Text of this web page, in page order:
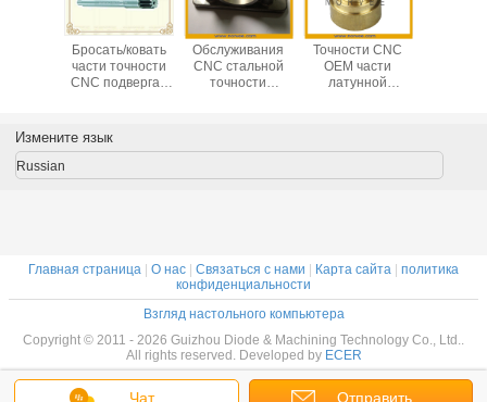
CNC
Бросать/ковать
части точности
CNC подвергая
винта/вала
нержавеющей
болтами
Обслуживания
CNC стальной
точности
подвергая
обработке
Точности CNC
OEM части
латунной
допуском
Чат Отправить
Измените язык
Russian
Главная страница | О нас | Связаться с нами | Карта сайта | политика
конфиденциальности
Взгляд настольного компьютера
Copyright © 2011 - 2026 Guizhou Diode & Machining Technology Co., Ltd..
All rights reserved. Developed by ECER